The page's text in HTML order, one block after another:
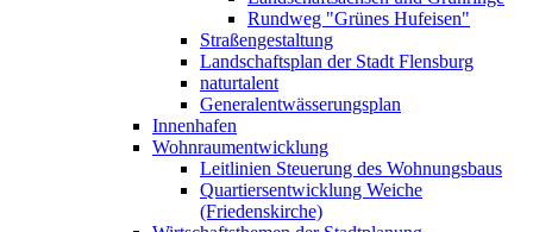
Rundweg "Grünes Hufeisen"
Straßengestaltung
Landschaftsplan der Stadt Flensburg
naturtalent
Generalentwässerungsplan
Innenhafen
Wohnraumentwicklung
Leitlinien Steuerung des Wohnungsbaus
Quartiersentwicklung Weiche
(Friedenskirche)